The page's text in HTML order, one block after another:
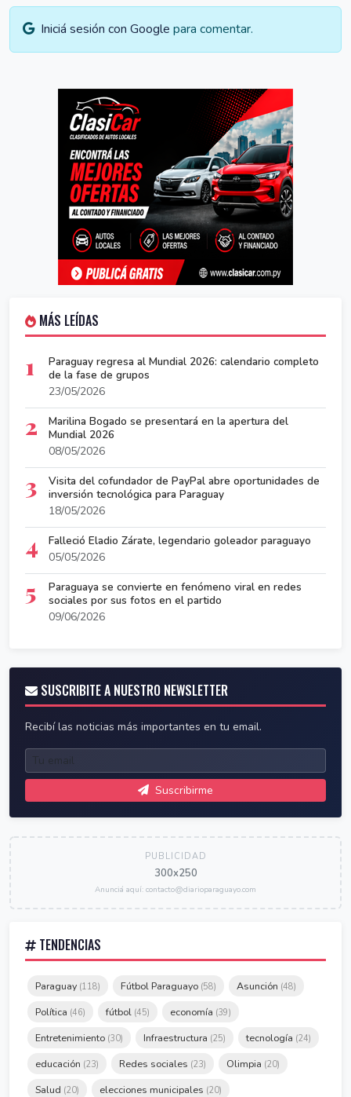
Iniciá sesión con Google para comentar.
MÁS LEÍDAS
1
Paraguay regresa al Mundial 2026: calendario completo
de la fase de grupos
23/05/2026
2
Marilina Bogado se presentará en la apertura del
Mundial 2026
08/05/2026
3
Visita del cofundador de PayPal abre oportunidades de
inversión tecnológica para Paraguay
18/05/2026
4
Falleció Eladio Zárate, legendario goleador paraguayo
05/05/2026
5
Paraguaya se convierte en fenómeno viral en redes
sociales por sus fotos en el partido
09/06/2026
SUSCRIBITE A NUESTRO NEWSLETTER
Recibí las noticias más importantes en tu email.
Suscribirme
PUBLICIDAD
300x250
Anunciá aquí: contacto@diarioparaguayo.com
TENDENCIAS
Paraguay (118) Fútbol Paraguayo (58) Asunción (48)
Política (46) fútbol (45) economía (39)
Entretenimiento (30) Infraestructura (25) tecnología (24)
educación (23) Redes sociales (23) Olimpia (20)
Salud (20) elecciones municipales (20)